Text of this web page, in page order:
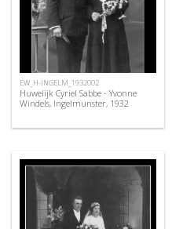
EW_H-INGELM_1932002
Huwelijk Cyriel Sabbe - Yvonne
Windels, Ingelmunster, 1932